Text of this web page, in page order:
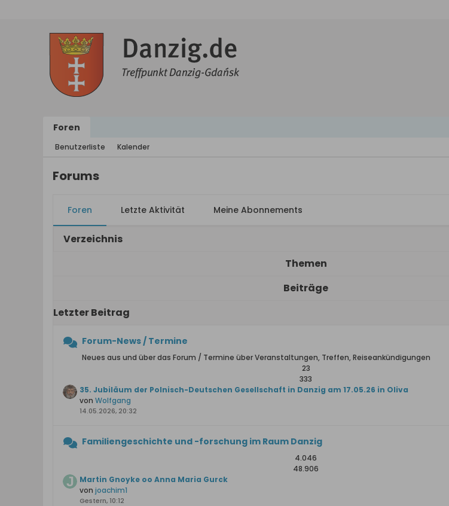
Foren
Benutzerliste Kalender
Forums
Foren Letzte Aktivität Meine Abonnements
Verzeichnis
Themen
Beiträge
Letzter Beitrag
Forum-News / Termine
Neues aus und über das Forum / Termine über Veranstaltungen, Treffen, Reiseankündigungen
23
333
35. Jubiläum der Polnisch-Deutschen Gesellschaft in Danzig am 17.05.26 in Oliva
von Wolfgang
14.05.2026, 20:32
Familiengeschichte und -forschung im Raum Danzig
4.046
48.906
Martin Gnoyke oo Anna Maria Gurck
von joachim1
Gestern, 10:12